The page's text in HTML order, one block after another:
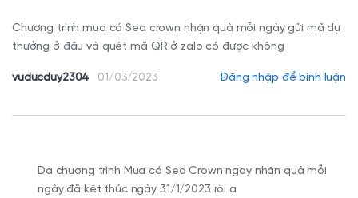
Chương trình mua cá Sea crown nhận quà mỗi ngày gửi mã dự
thưởng ở đâu và quét mã QR ở zalo có được không
vuducduy2304 01/03/2023 Đăng nhập để bình luận
Dạ chương trình Mua cá Sea Crown ngay nhận quà mỗi
ngày đã kết thúc ngày 31/1/2023 rồi ạ